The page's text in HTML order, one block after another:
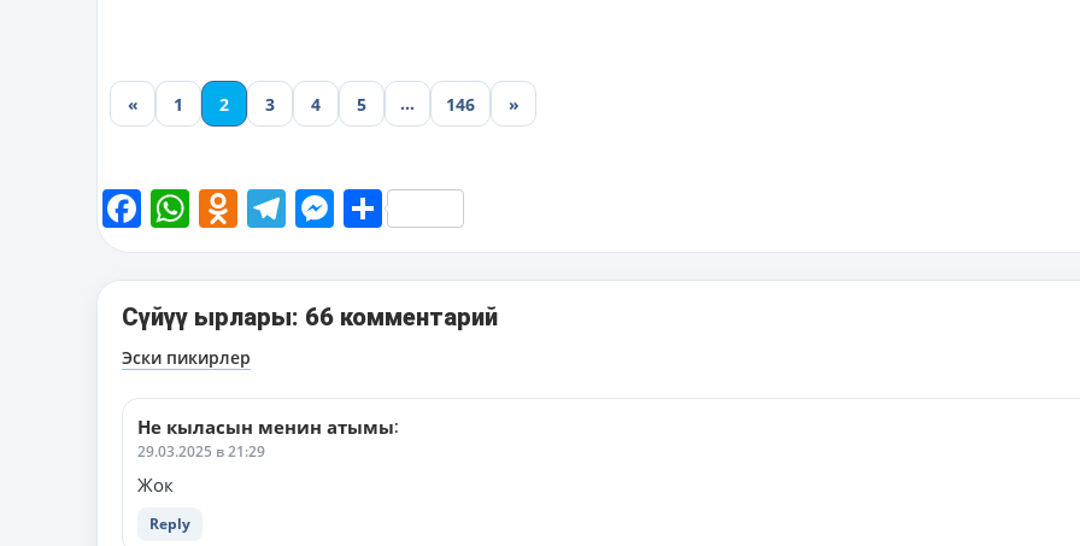
« 1 2 3 4 5 … 146 »
Facebook
WhatsApp
Odnoklassniki
Telegram
Messenger
Share
Сүйүү ырлары: 66 комментарий
Навигация
комментариям
Эски пикирлер
Не кыласын менин атымы:
29.03.2025 в 21:29
Жок
Reply